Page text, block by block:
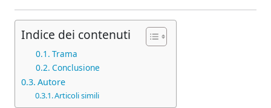
Indice dei contenuti
Trama
Conclusione
Autore
Articoli simili